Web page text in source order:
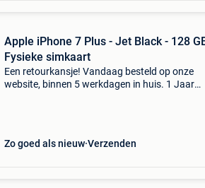
Apple iPhone 7 Plus - Jet Black - 128
Fysieke simkaart
Een retourkansje! Vandaag besteld op onze
website, binnen 5 werkdagen in huis. 1 Jaar
Zo goed als nieuw Verzenden